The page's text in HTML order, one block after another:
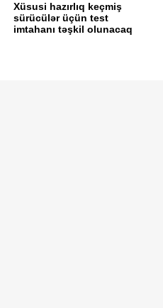
Xüsusi hazırlıq keçmiş
sürücülər üçün test
imtahanı təşkil olunacaq